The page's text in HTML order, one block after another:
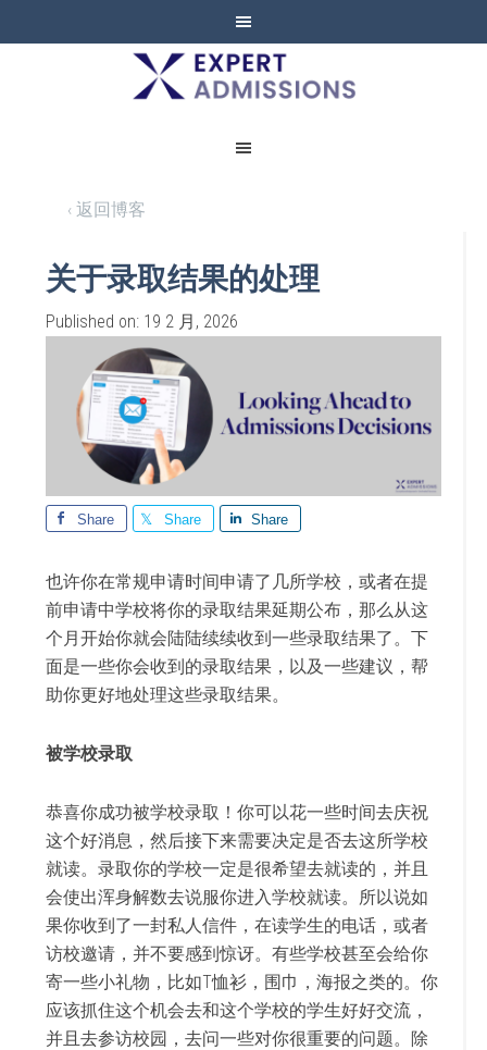
EXPERT
ADMISSIONS
‹ 返回博客
关于录取结果的处理
Published on: 19 2 月, 2026
Share Share Share
也许你在常规申请时间申请了几所学校，或者在提
前申请中学校将你的录取结果延期公布，那么从这
个月开始你就会陆陆续续收到一些录取结果了。下
面是一些你会收到的录取结果，以及一些建议，帮
助你更好地处理这些录取结果。
被学校录取
恭喜你成功被学校录取！你可以花一些时间去庆祝
这个好消息，然后接下来需要决定是否去这所学校
就读。录取你的学校一定是很希望去就读的，并且
会使出浑身解数去说服你进入学校就读。所以说如
果你收到了一封私人信件，在读学生的电话，或者
访校邀请，并不要感到惊讶。有些学校甚至会给你
寄一些小礼物，比如T恤衫，围巾，海报之类的。你
应该抓住这个机会去和这个学校的学生好好交流，
并且去参访校园，去问一些对你很重要的问题。除